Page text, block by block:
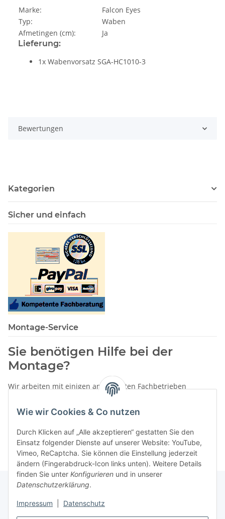
Wie wir Cookies & Co nutzen
Durch Klicken auf „Alle akzeptieren“ gestatten Sie den
Einsatz folgender Dienste auf unserer Website: YouTube,
Vimeo, ReCaptcha. Sie können die Einstellung jederzeit
ändern (Fingerabdruck-Icon links unten). Weitere Details
finden Sie unter Konfigurieren und in unserer
Datenschutzerklärung.
Impressum Datenschutz
Marke:
Falcon Eyes
Typ:
Waben
Afmetingen (cm):
Ja
Lieferung:
1x Wabenvorsatz SGA-HC1010-3
Bewertungen
Kategorien
Sicher und einfach
Montage-Service
Sie benötigen Hilfe bei der
Montage?
Wir arbeiten mit einigen anerkannten Fachbetrieben
Rufen Sie uns einfach an:
oder schreiben Sie uns eine eMail!
Gesetzliche Informationen